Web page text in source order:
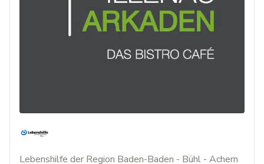
Lebenshilfe der Region Baden-Baden - Bühl - Achern